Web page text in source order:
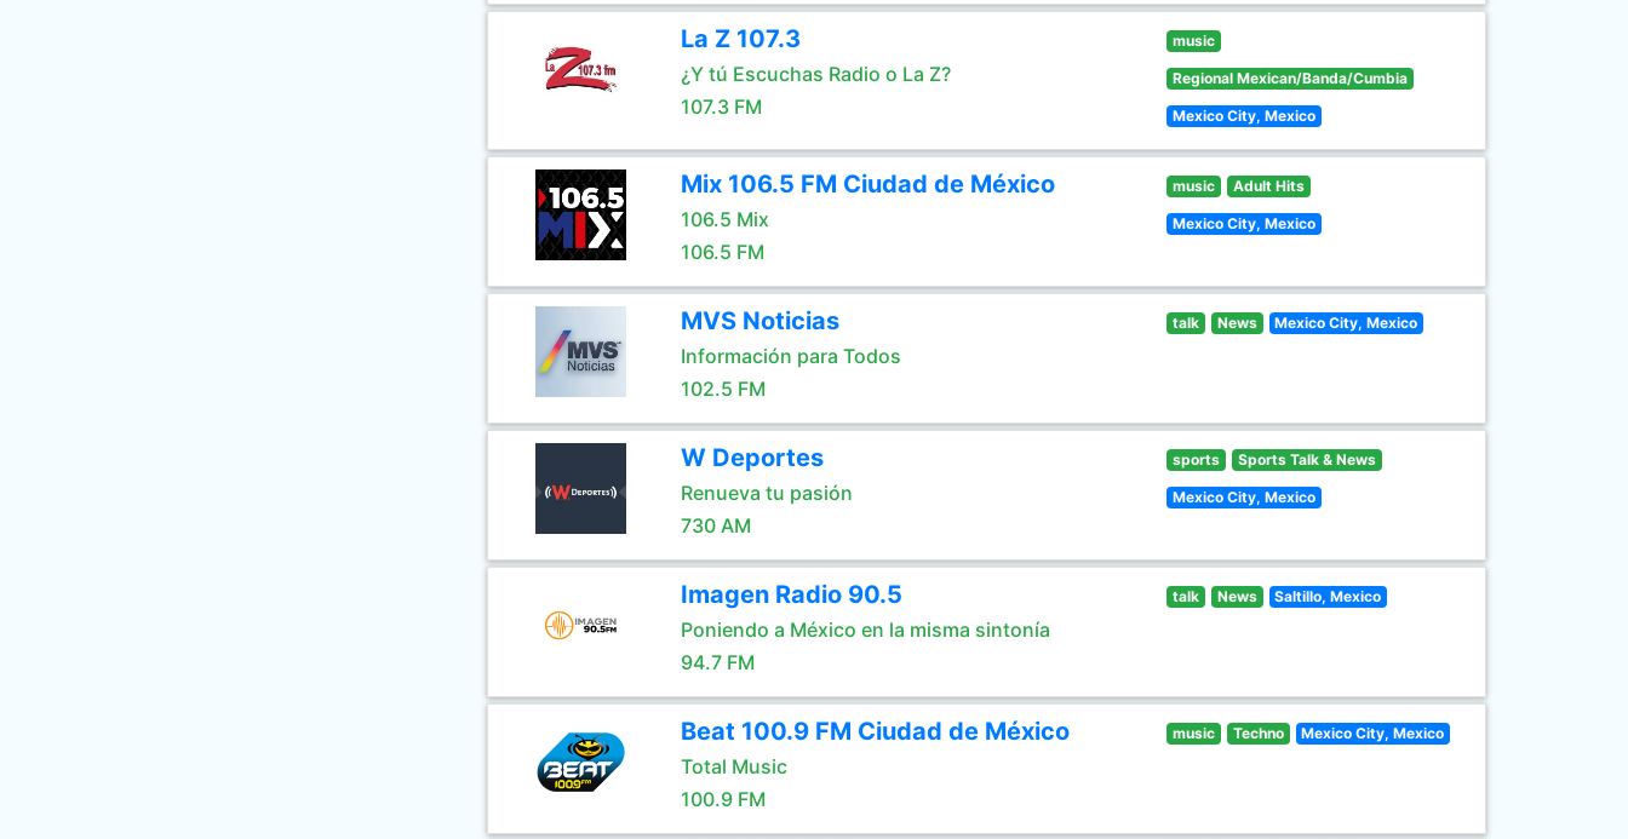
La Z 107.3
¿Y tú Escuchas Radio o La Z?
107.3 FM
music
Regional Mexican/Banda/Cumbia
Mexico City, Mexico
Mix 106.5 FM Ciudad de México
106.5 Mix
106.5 FM
music Adult Hits
Mexico City, Mexico
MVS Noticias
Información para Todos
102.5 FM
talk News Mexico City, Mexico
W Deportes
Renueva tu pasión
730 AM
sports Sports Talk & News
Mexico City, Mexico
Imagen Radio 90.5
Poniendo a México en la misma sintonía
94.7 FM
talk News Saltillo, Mexico
Beat 100.9 FM Ciudad de México
Total Music
100.9 FM
music Techno Mexico City, Mexico